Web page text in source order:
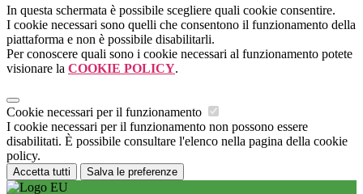
In questa schermata è possibile scegliere quali cookie consentire.
I cookie necessari sono quelli che consentono il funzionamento della
piattaforma e non è possibile disabilitarli.
Per conoscere quali sono i cookie necessari al funzionamento potete
visionare la COOKIE POLICY.
Cookie necessari per il funzionamento
I cookie necessari per il funzionamento non possono essere
disabilitati. È possibile consultare l'elenco nella pagina della cookie
policy.
Accetta tutti Salva le preferenze